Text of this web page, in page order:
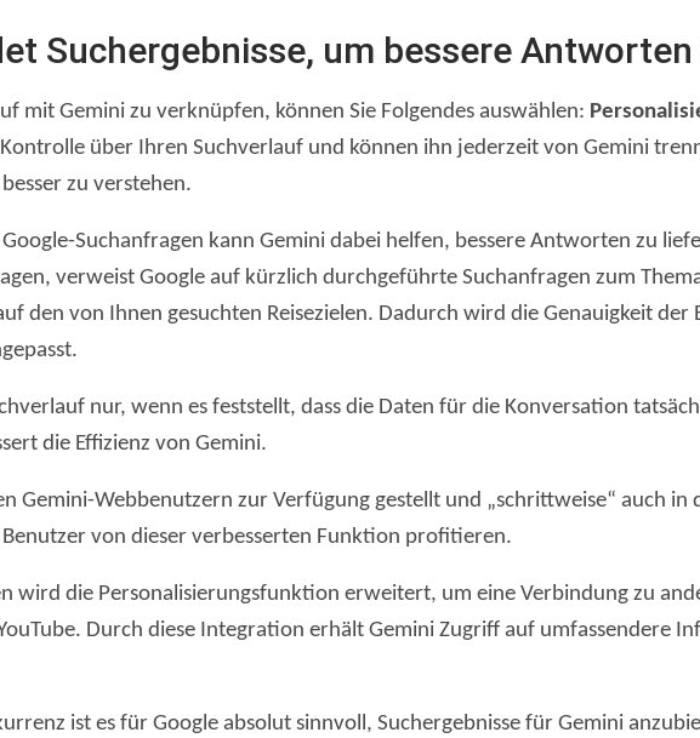
Suchergebnisse, um bessere
mit Gemini zu verknüpfen, können Sie Folgendes auswählen:
über Ihren Suchverlauf und können ihn jederzeit von Gemini
zu verstehen.
Suchanfragen kann Gemini dabei helfen, bessere Antworten zu
verweist Google auf kürzlich durchgeführte Suchanfragen zum
den von Ihnen gesuchten Reisezielen. Dadurch wird die Genauigkeit
nur, wenn es feststellt, dass die Daten für die Konversation
die Effizienz von Gemini.
Gemini-Webbenutzern zur Verfügung gestellt und „schrittweise“ auch
von dieser verbesserten Funktion profitieren.
wird die Personalisierungsfunktion erweitert, um eine Verbindung zu
Durch diese Integration erhält Gemini Zugriff auf umfassendere
ist es für Google absolut sinnvoll, Suchergebnisse für Gemini